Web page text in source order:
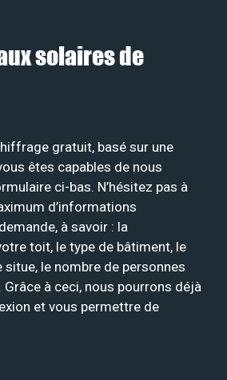
solaires de
gratuit, basé sur une
êtes capables de nous
ci-bas. N’hésitez pas à
d’informations
à savoir : la
toit, le type de bâtiment, le
situe, le nombre de personnes
à ceci, nous pourrons déjà
et vous permettre de